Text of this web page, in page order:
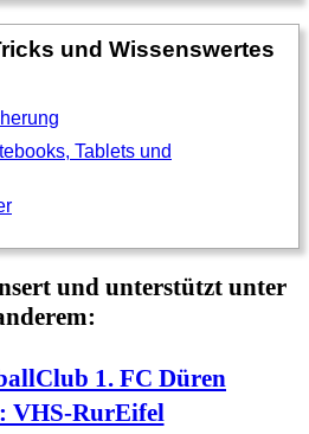
und Wissenswertes
Tablets und
und unterstützt unter